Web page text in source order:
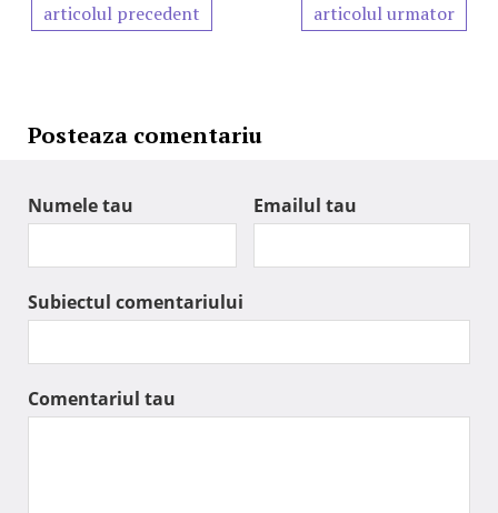
articolul precedent articolul urmator
Posteaza comentariu
Numele tau Emailul tau
Subiectul comentariului
Comentariul tau